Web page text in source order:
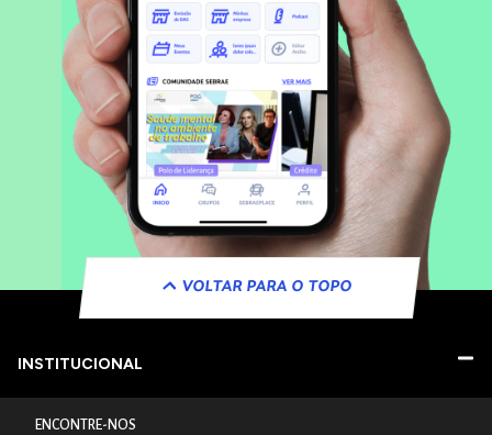
VOLTAR PARA O TOPO
INSTITUCIONAL
ENCONTRE-NOS